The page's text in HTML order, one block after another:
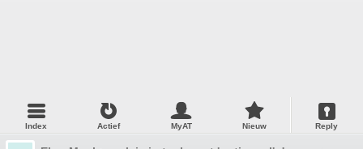
Index Actief MyAT Nieuw Reply